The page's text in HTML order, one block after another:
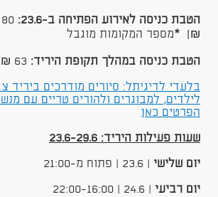
הטבת כניסה​​​ לאירוע הפתיחה ב-23.6:
₪)
*מספר המקומות מוגבל
הטבת כניסה במהלך תקופת היריד: 63 ₪ (במקום 75 ₪)
בלעדי לדיגיתל: סיורים מודרכים ביריד
לילדים, למבוגרים ולהורים טריים עם
הפרטים כאן
שעות פעילות היריד: 23.6-29.6
יום שלישי
יום רביעי